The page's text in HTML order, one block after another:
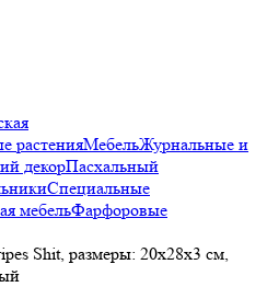
растенияМебельЖурнальные и
декорПасхальный
Специальные
мебельФарфоровые
Shit, размеры: 20х28x3 см,